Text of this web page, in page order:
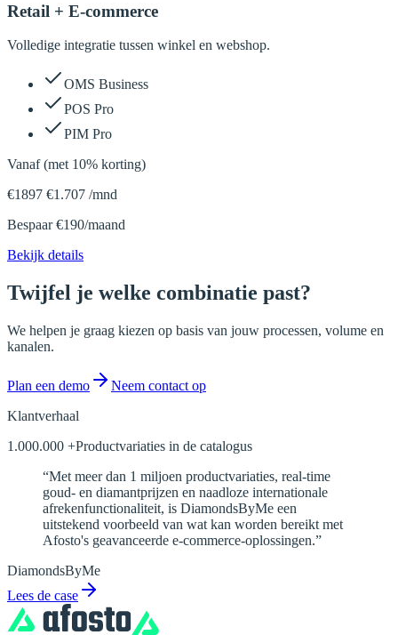
Retail + E-commerce
Volledige integratie tussen winkel en webshop.
OMS Business
POS Pro
PIM Pro
Vanaf (met 10% korting)
€1897 €1.707 /mnd
Bespaar €190/maand
Bekijk details
Twijfel je welke combinatie past?
We helpen je graag kiezen op basis van jouw processen, volume en
kanalen.
Plan een demo
Neem contact op
Klantverhaal
1.000.000 +Productvariaties in de catalogus
“Met meer dan 1 miljoen productvariaties, real-time
goud- en diamantprijzen en naadloze internationale
afrekenfunctionaliteit, is DiamondsByMe een
uitstekend voorbeeld van wat kan worden bereikt met
Afosto's geavanceerde e-commerce-oplossingen.”
DiamondsByMe
Lees de case